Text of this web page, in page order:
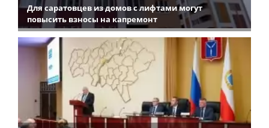
Для саратовцев из домов с лифтами могут
повысить взносы на капремонт